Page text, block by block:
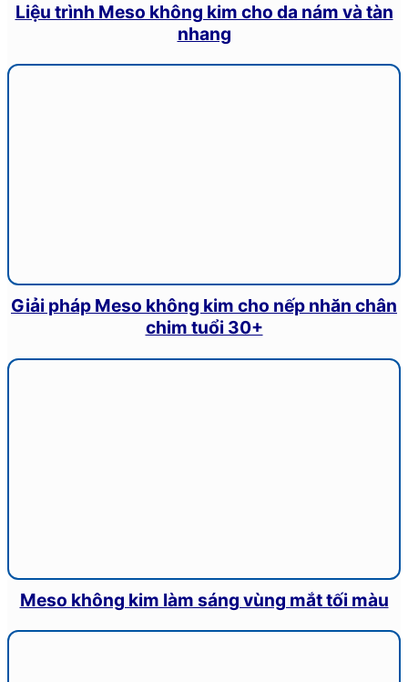
Liệu trình Meso không kim cho da nám và tàn
nhang
Giải pháp Meso không kim cho nếp nhăn chân
chim tuổi 30+
Meso không kim làm sáng vùng mắt tối màu